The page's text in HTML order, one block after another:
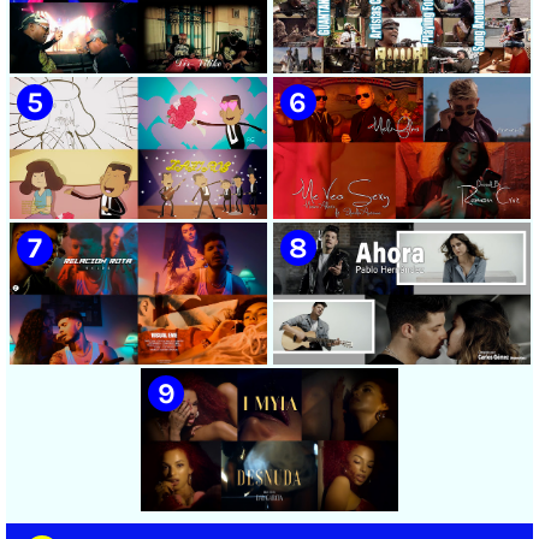
🟡 Chacal - ¨No Volveré¨ -
Videoclip - Dirección: Adrián
Sánchez Ávila
🟡 Adrián Berazaín & Luna
Manzanares - ¨Ya es
después¨ - Videoclip -
Dirección: Lester Hamlet
🟡 Sweet Lizzy Project -
¨Nothing Lasts¨ - Videoclip -
Dirección: Víctor Vinuesa
(Vitiko)
🟡 75 Artistas Cubanos
¨Guantanamera¨ - Playing
For Change - Song Around
The World
🟡 Zafiros - ¨Un nombre de
mujer¨ - Proyecto Anima
EGREM - Videoclip Animado
- Dirección: Landy García
🟡 Máxima Alerta & Eduardo
Antonio - ¨Me veo sexy¨ -
Videoclip - Dirección:
Ramón Cruz
🟡 Naldo - ¨Relación rota¨ 📺
Videoclip - 🎬 Director: Visual
EME
🟡 Pablo Hernández -
¨Ahora¨ 📺 Videoclip - 🎬
Director: Carlos Gómez